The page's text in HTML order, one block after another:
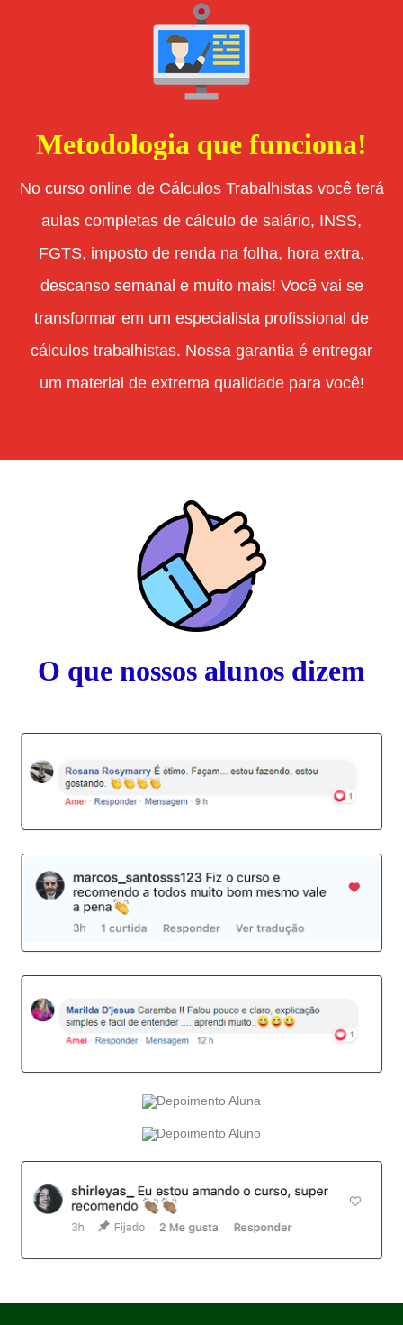
Metodologia que funciona!
No curso online de Cálculos Trabalhistas você terá
aulas completas de cálculo de salário, INSS,
FGTS, imposto de renda na folha, hora extra,
descanso semanal e muito mais! Você vai se
transformar em um especialista profissional de
cálculos trabalhistas. Nossa garantia é entregar
um material de extrema qualidade para você!
O que nossos alunos dizem